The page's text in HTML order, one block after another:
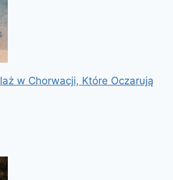
w Chorwacji, Które Oczarują